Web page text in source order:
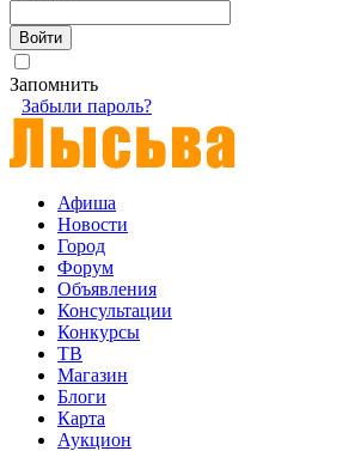
Запомнить
Забыли пароль?
Афиша
Новости
Город
Форум
Объявления
Консультации
Конкурсы
ТВ
Магазин
Блоги
Карта
Аукцион